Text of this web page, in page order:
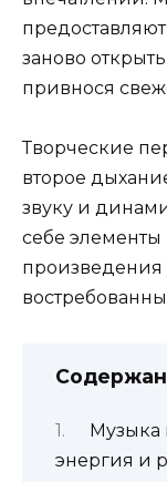
заново
привнося
Творческие
второе
звуку и
себе элементы
Музыка
энергия и